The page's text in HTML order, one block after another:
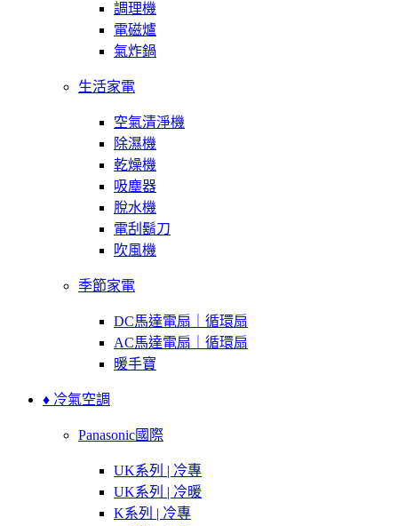
調理機
電磁爐
氣炸鍋
生活家電
空氣清淨機
除濕機
乾燥機
吸塵器
脫水機
電刮鬍刀
吹風機
季節家電
DC馬達電扇｜循環扇
AC馬達電扇｜循環扇
暖手寶
♦ 冷氣空調
Panasonic國際
UK系列 | 冷專
UK系列 | 冷暖
K系列 | 冷專